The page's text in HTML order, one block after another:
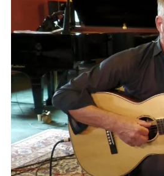
CONCORSI
EVENTI
VIDEO
TV
PRINCIPATO